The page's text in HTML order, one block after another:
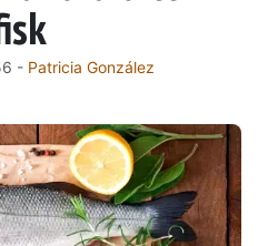
- Patricia González